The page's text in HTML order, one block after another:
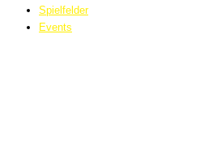
Spielfelder
Events